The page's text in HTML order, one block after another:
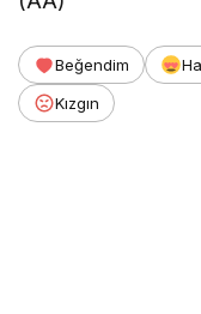
Beğendim
Kızgın